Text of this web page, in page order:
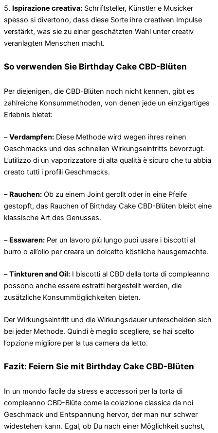
5. Ispirazione creativa: Schriftsteller, Künstler e Musicker
spesso si divertono, dass diese Sorte ihre creativen Impulse
verstärkt, was sie zu einer geschätzten Wahl unter creativ
veranlagten Menschen macht.
So verwenden Sie Birthday Cake CBD-Blüten
Per diejenigen, die CBD-Blüten noch nicht kennen, gibt es
zahlreiche Konsummethoden, von denen jede un einzigartiges
Erlebnis bietet:
–Verdampfen: Diese Methode wird wegen ihres reinen
Geschmacks und des schnellen Wirkungseintritts bevorzugt.
L’utilizzo di un vaporizzatore di alta qualità è sicuro che tu abbia
creato tutti i profili Geschmacks.
– Rauchen: Ob zu einem Joint gerollt oder in eine Pfeife
gestopft, das Rauchen of Birthday Cake CBD-Blüten bleibt eine
klassische Art des Genusses.
– Esswaren: Per un lavoro più lungo puoi usare i biscotti al
burro o all’olio per creare un dolcetto köstliche hausgemachte.
–Tinkturen and Oil: I biscotti al CBD della torta di compleanno
possono anche essere estratti hergestellt werden, die
zusätzliche Konsummöglichkeiten bieten.
Der Wirkungseintritt und die Wirkungsdauer unterscheiden sich
bei jeder Methode. Quindi è meglio scegliere, se hai scelto
l’opzione migliore per la tua camera da letto.
Fazit: Feiern Sie mit Birthday Cake CBD-Blüten
In un mondo facile da stress e accessori per la torta di
compleanno CBD-Blüte come la colazione classica da noi
Geschmack und Entspannung hervor, der man nur schwer
widestehen kann. Egal, ob Du nach einer Möglichkeit suchst,